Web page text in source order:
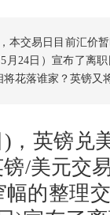
本交易日目前汇价
月24日）宣布了离
花落谁家？英镑又
英镑兑美
/美元交
的整理